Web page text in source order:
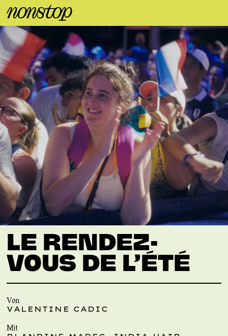
LE RENDEZ-
VOUS DE L’ÉTÉ
Von
VALENTINE CADIC
Mit